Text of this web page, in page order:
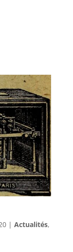
| Actualités,